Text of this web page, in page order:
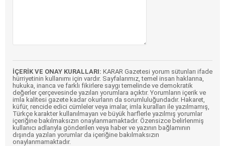
İÇERİK VE ONAY KURALLARI: KARAR Gazetesi yorum sütunları ifade
hürriyetinin kullanımı için vardır. Sayfalarımız, temel insan haklarına,
hukuka, inanca ve farklı fikirlere saygı temelinde ve demokratik
değerler çerçevesinde yazılan yorumlara açıktır. Yorumların içerik ve
imla kalitesi gazete kadar okurların da sorumluluğundadır. Hakaret,
küfür, rencide edici cümleler veya imalar, imla kuralları ile yazılmamış,
Türkçe karakter kullanılmayan ve büyük harflerle yazılmış yorumlar
içeriğine bakılmaksızın onaylanmamaktadır. Özensizce belirlenmiş
kullanıcı adlarıyla gönderilen veya haber ve yazının bağlamının
dışında yazılan yorumlar da içeriğine bakılmaksızın
onaylanmamaktadır.